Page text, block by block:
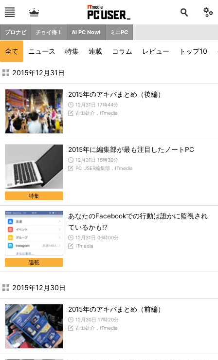
プロナビ チョイ得！ AI PC Now! ミニPC
全て ニュース 特集 連載 コラム レビュー トップ10
2015年12月の記事一覧 - ITmedia PC USER
2015年12月31日
2015年のアキバまとめ（後編）
12月31日 17時44分
古田雄介，ITmedia
特集
2015年に編集部が最も注目したノートPC
12月31日 15時30分
PC USER編集部，ITmedia
連載
あなたのFacebookでの行動は誰かに監視され
ているかも!?
12月31日 06時00分
ITmedia
2015年12月30日
2015年のアキバまとめ（前編）
12月30日 17時20分
古田雄介，ITmedia